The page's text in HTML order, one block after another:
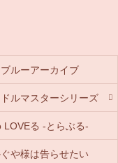
ブルーアーカイブ
ルマスターシリーズ
LOVEる -とらぶる-
や様は告らせたい